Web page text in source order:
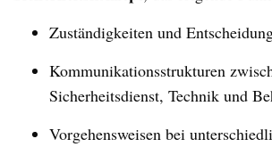
Zuständigkeiten und
Kommunikationsstrukturen
Sicherheitsdienst, Technik und
Vorgehensweisen bei